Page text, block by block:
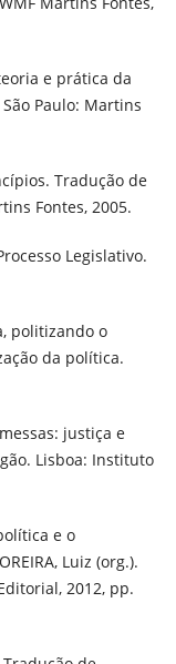
e prática da
Paulo: Martins
Tradução de
Fontes, 2005.
Legislativo.
politizando o
da política.
justiça e
Lisboa: Instituto
e o
Luiz (org.).
2012, pp.